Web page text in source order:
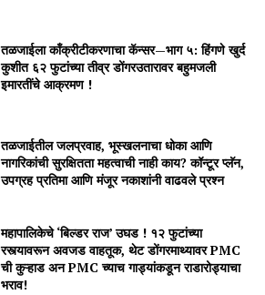
तळजाईला काँक्रीटीकरणाचा कॅन्सर—भाग ५: हिंगणे खुर्द
कुशीत ६२ फुटांच्या तीव्र डोंगरउतारावर बहुमजली
इमारतींचे आक्रमण !
तळजाईतील जलप्रवाह, भूस्खलनाचा धोका आणि
नागरिकांची सुरक्षितता महत्वाची नाही काय? कॉन्टूर प्लॅन,
उपग्रह प्रतिमा आणि मंजूर नकाशांनी वाढवले प्रश्न
महापालिकेचे ‘बिल्डर राज’ उघड ! १२ फुटांच्या
रस्त्यावरून अवजड वाहतूक, थेट डोंगरमाथ्यावर PMC
ची कुऱ्हाड अन PMC च्याच गाड्यांकडून राडारोड्याचा
भराव!